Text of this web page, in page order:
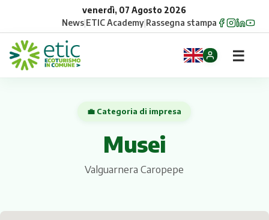
venerdì, 07 Agosto 2026
News|ETIC Academy|Rassegna stampa
Gruppi
☰
💼 Categoria di impresa
Musei
Valguarnera Caropepe